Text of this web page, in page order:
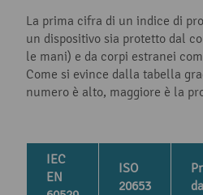
La prima cifra di un indice di
un dispositivo sia protetto dal
le mani) e da corpi estranei
Come si evince dalla tabella
numero è alto, maggiore è la
IEC
EN
ISO
20653